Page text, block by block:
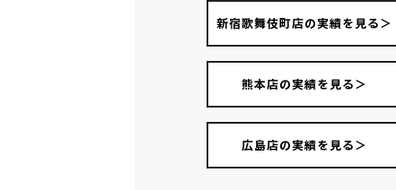
新宿歌舞伎町店の実績を見る＞
熊本店の実績を見る＞
広島店の実績を見る＞